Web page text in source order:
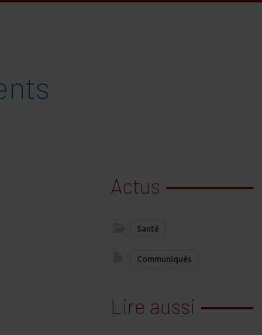
Actus
Santé
Communiqués
Lire aussi